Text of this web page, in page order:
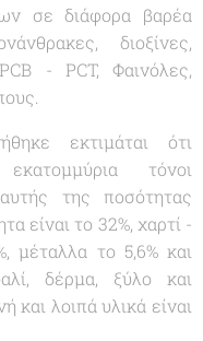
σε διάφορα βαρέα
διοξίνες,
- PCT, Φαινόλες,
εκτιμάται ότι
τόνοι
της ποσότητας
είναι το 32%, χαρτί -
μέταλλα το 5,6% και
δέρμα, ξύλο και
και λοιπά υλικά είναι